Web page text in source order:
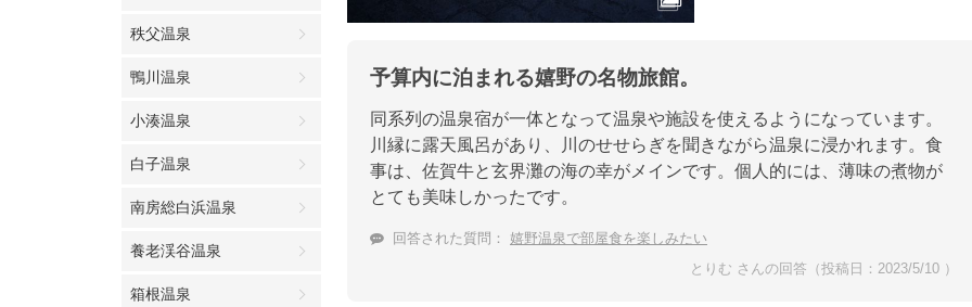
秩父温泉
鴨川温泉
小湊温泉
白子温泉
南房総白浜温泉
養老渓谷温泉
箱根温泉
予算内に泊まれる嬉野の名物旅館。
同系列の温泉宿が一体となって温泉や施設を使えるようになっています。
川縁に露天風呂があり、川のせせらぎを聞きながら温泉に浸かれます。食
事は、佐賀牛と玄界灘の海の幸がメインです。個人的には、薄味の煮物が
とても美味しかったです。
回答された質問： 嬉野温泉で部屋食を楽しみたい
とりむ さんの回答（投稿日：2023/5/10 ）